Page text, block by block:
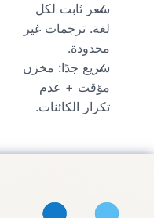
سعر ثابت لكل
لغة. ترجمات غير
محدودة.
سريع جدًا: مخزن
مؤقت + عدم
تكرار الكائنات.